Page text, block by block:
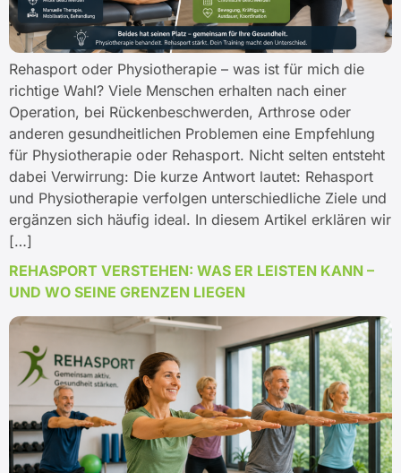
Rehasport oder Physiotherapie – was ist für mich die
richtige Wahl? Viele Menschen erhalten nach einer
Operation, bei Rückenbeschwerden, Arthrose oder
anderen gesundheitlichen Problemen eine Empfehlung
für Physiotherapie oder Rehasport. Nicht selten entsteht
dabei Verwirrung: Die kurze Antwort lautet: Rehasport
und Physiotherapie verfolgen unterschiedliche Ziele und
ergänzen sich häufig ideal. In diesem Artikel erklären wir
[…]
REHASPORT VERSTEHEN: WAS ER LEISTEN KANN –
UND WO SEINE GRENZEN LIEGEN